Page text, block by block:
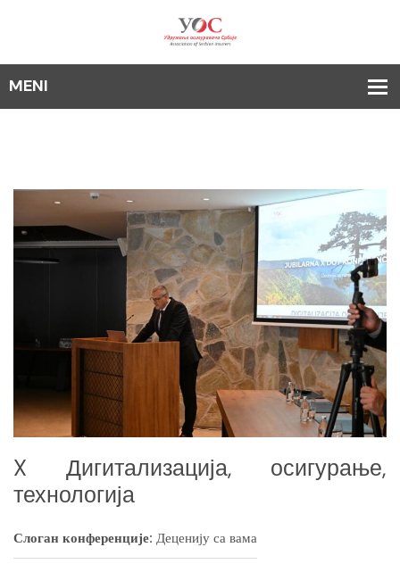
X Дигитализација, осигурање,
технологија
Слоган конференције: Деценију са вама